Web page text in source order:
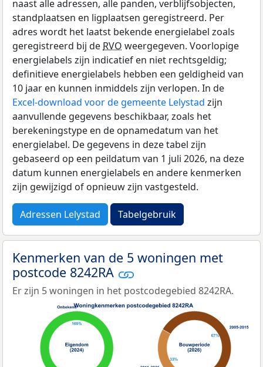
naast alle adressen, alle panden, verblijfsobjecten,
standplaatsen en ligplaatsen geregistreerd. Per
adres wordt het laatst bekende energielabel zoals
geregistreerd bij de RVO weergegeven. Voorlopige
energielabels zijn indicatief en niet rechtsgeldig;
definitieve energielabels hebben een geldigheid van
10 jaar en kunnen inmiddels zijn verlopen. In de
Excel-download voor de gemeente Lelystad zijn
aanvullende gegevens beschikbaar, zoals het
berekeningstype en de opnamedatum van het
energielabel. De gegevens in deze tabel zijn
gebaseerd op een peildatum van 1 juli 2026, na deze
datum kunnen energielabels en andere kenmerken
zijn gewijzigd of opnieuw zijn vastgesteld.
Adressen Lelystad Tabelgebruik
Kenmerken van de 5 woningen met
postcode 8242RA
Er zijn 5 woningen in het postcodegebied 8242RA.